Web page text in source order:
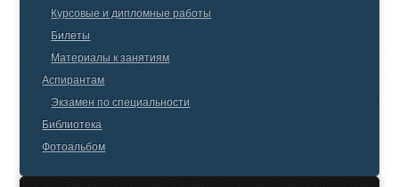
Курсовые и дипломные работы
Билеты
Материалы к занятиям
Аспирантам
Экзамен по специальности
Библиотека
Фотоальбом